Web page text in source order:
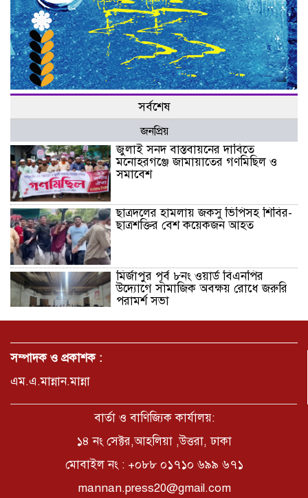
সর্বশেষ
জনপ্রিয়
জুলাই সনদ বাস্তবায়নের দাবিতে
মনোহরগঞ্জে জামায়াতের গণমিছিল ও
সমাবেশ
ছাত্রদলের হামলায় জকসু ভিপিসহ শিবির-
ছাত্রশক্তির বেশ কয়েকজন আহত
মির্জাপুর পূর্ব ৮নং ওয়ার্ড বিএনপির
উদ্যোগে সামাজিক অবক্ষয় রোধে জরুরি
পরামর্শ সভা
ভ্রমণ কাহিনী: পদ্মা পারে আনন্দ ভ্রমণ –
সময় –মুক্তা পারভীন
কক্সবাজার ইনানী বিচে ‘কুমিল্লা কবি
স্মারক বিতরণ
সম্পাদক ও প্রকাশক :
এম.এ.মান্নান.মান্না
বার্তা ও বাণিজ্যিক কার্যালয়:
১৪ নং সেক্টর,আহলিয়া ,উত্তরা, ঢাকা
মোবাইল নং : +০৮৮ ০১৭১০ ৬৯৯ ৬৭১
mannan.press20@gmail.com